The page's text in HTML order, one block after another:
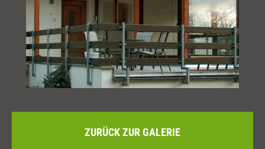
ZURÜCK ZUR GALERIE